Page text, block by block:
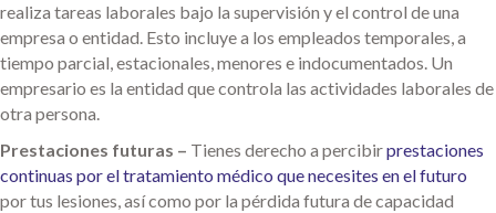
realiza tareas laborales bajo la supervisión y el control de una
empresa o entidad. Esto incluye a los empleados temporales, a
tiempo parcial, estacionales, menores e indocumentados. Un
empresario es la entidad que controla las actividades laborales de
otra persona.
Prestaciones futuras – Tienes derecho a percibirprestaciones
continuas por el tratamiento médico que necesites en el futuro
por tus lesiones, así como por la pérdida futura de capacidad